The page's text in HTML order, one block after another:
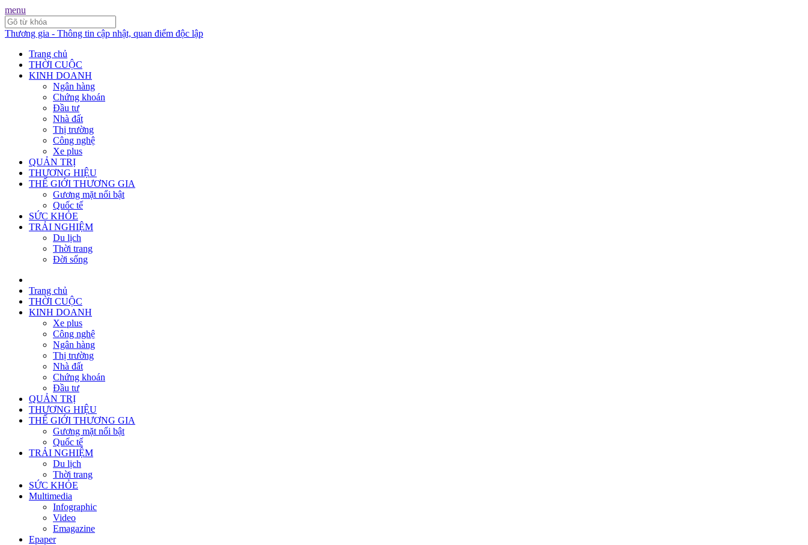
menu
Thương gia - Thông tin cập nhật, quan điểm độc lập
Trang chủ
THỜI CUỘC
KINH DOANH
Ngân hàng
Chứng khoán
Đầu tư
Nhà đất
Thị trường
Công nghệ
Xe plus
QUẢN TRỊ
THƯƠNG HIỆU
THẾ GIỚI THƯƠNG GIA
Gương mặt nổi bật
Quốc tế
SỨC KHỎE
TRẢI NGHIỆM
Du lịch
Thời trang
Đời sống
Trang chủ
THỜI CUỘC
KINH DOANH
Xe plus
Công nghệ
Ngân hàng
Thị trường
Nhà đất
Chứng khoán
Đầu tư
QUẢN TRỊ
THƯƠNG HIỆU
THẾ GIỚI THƯƠNG GIA
Gương mặt nổi bật
Quốc tế
TRẢI NGHIỆM
Du lịch
Thời trang
SỨC KHỎE
Multimedia
Infographic
Video
Emagazine
Epaper